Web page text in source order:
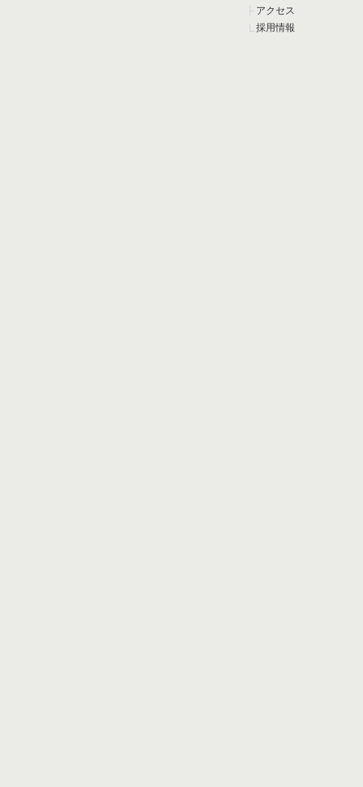
アクセス
採用情報